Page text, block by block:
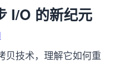
I/O 的新纪元
贝技术，理解它如何重